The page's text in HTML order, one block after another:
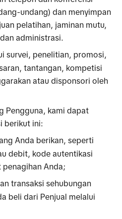
undang) dan menyimpan
pelatihan, jaminan mutu,
administrasi.
survei, penelitian, promosi,
tantangan, kompetisi
atau disponsori oleh
Pengguna, kami dapat
berikut ini:
Anda berikan, seperti
debit, kode autentikasi
penagihan Anda;
transaksi sehubungan
beli dari Penjual melalui